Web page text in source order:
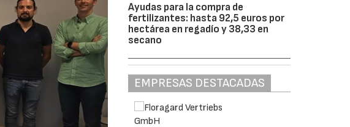
Ayudas para la compra de
fertilizantes: hasta 92,5 euros por
hectárea en regadío y 38,33 en
secano
EMPRESAS DESTACADAS